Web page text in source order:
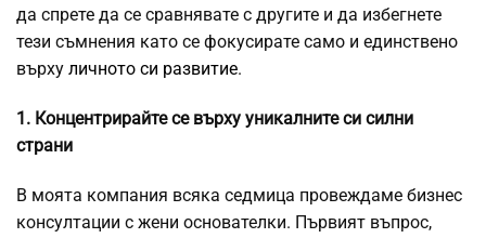
да спрете да се сравнявате с другите и да избегнете
тези съмнения като се фокусирате само и единствено
върху личното си развитие.
1. Концентрирайте се върху уникалните си силни
страни
В моята компания всяка седмица провеждаме бизнес
консултации с жени основателки. Първият въпрос,